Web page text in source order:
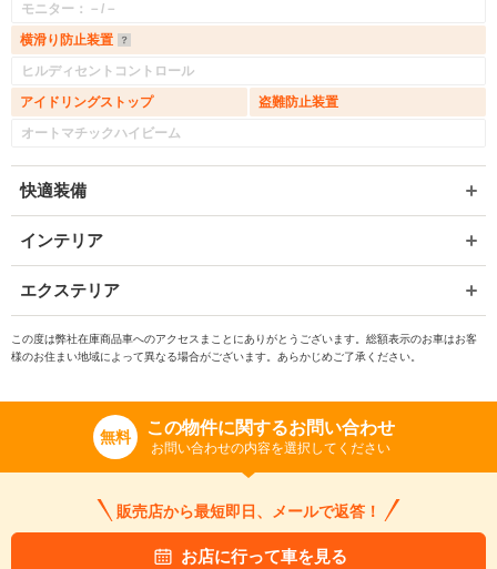
モニター：－/－
横滑り防止装置
ヒルディセントコントロール
アイドリングストップ
盗難防止装置
オートマチックハイビーム
快適装備
インテリア
エクステリア
この度は弊社在庫商品車へのアクセスまことにありがとうございます。総額表示のお車はお客
様のお住まい地域によって異なる場合がございます。あらかじめご了承ください。
無料 この物件に関するお問い合わせ
お問い合わせの内容を選択してください
販売店から最短即日、メールで返答！
お店に行って車を見る